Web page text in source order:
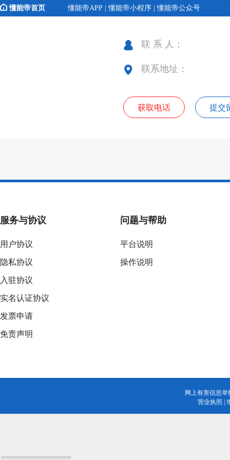
懂能帝首页 懂能帝APP | 懂能帝小程序 | 懂能帝公众号
联 系 人：
联系地址：
获取电话 提交
服务与协议
用户协议
隐私协议
入驻协议
实名认证协议
发票申请
免责声明
问题与帮助
平台说明
操作说明
网上有害信息
营业执照